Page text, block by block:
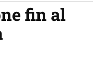
fin al